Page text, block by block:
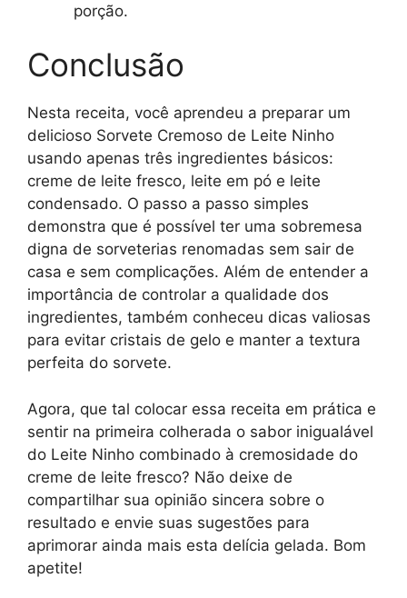
porção.
Conclusão
Nesta receita, você aprendeu a preparar um
delicioso Sorvete Cremoso de Leite Ninho
usando apenas três ingredientes básicos:
creme de leite fresco, leite em pó e leite
condensado. O passo a passo simples
demonstra que é possível ter uma sobremesa
digna de sorveterias renomadas sem sair de
casa e sem complicações. Além de entender a
importância de controlar a qualidade dos
ingredientes, também conheceu dicas valiosas
para evitar cristais de gelo e manter a textura
perfeita do sorvete.
Agora, que tal colocar essa receita em prática e
sentir na primeira colherada o sabor inigualável
do Leite Ninho combinado à cremosidade do
creme de leite fresco? Não deixe de
compartilhar sua opinião sincera sobre o
resultado e envie suas sugestões para
aprimorar ainda mais esta delícia gelada. Bom
apetite!